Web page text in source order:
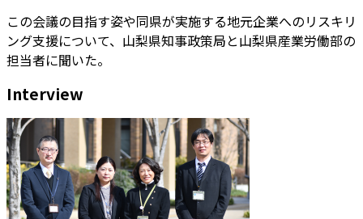
この会議の目指す姿や同県が実施する地元企業へのリスキリ
ング支援について、山梨県知事政策局と山梨県産業労働部の
担当者に聞いた。
Interview